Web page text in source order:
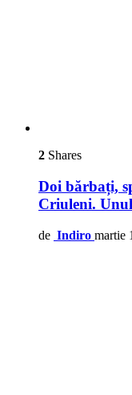
2 Shares
Doi bărbați,
Criuleni.
de Indiro martie